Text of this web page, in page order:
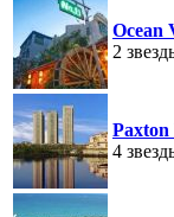
Ocean
2
Paxton
4